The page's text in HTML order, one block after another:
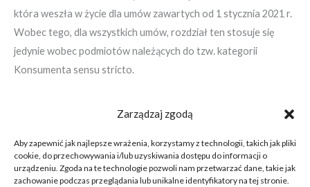
Zarządzaj zgodą
Aby zapewnić jak najlepsze wrażenia, korzystamy z technologii, takich jak pliki
cookie, do przechowywania i/lub uzyskiwania dostępu do informacji o
urządzeniu. Zgoda na te technologie pozwoli nam przetwarzać dane, takie jak
zachowanie podczas przeglądania lub unikalne identyfikatory na tej stronie.
która weszła w życie dla umów zawartych od 1 stycznia 2021 r.
Wobec tego, dla wszystkich umów, rozdział ten stosuje się
jedynie wobec podmiotów należących do tzw. kategorii
Konsumenta sensu stricto.
9. OCHRONA DANYCH OSOBOWYCH
1. Klient, składając zamówienia, wyraża zgodę na